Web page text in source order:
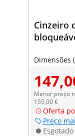
Cinzeiro
Dimensões
Menor preço
155,00 €
Oferta
Preço
Esgotado